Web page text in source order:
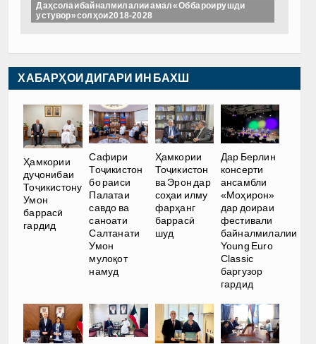
Даҳсолаи байналмилалии амал «Об барои рушди
устувор» солҳои 2018-2028
ХАБАРҲОИ ДИГАРИ ИН БАХШ
Ҳамкории
дуҷонибаи
Тоҷикистону
Умон
баррасӣ
гардид
Сафири
Тоҷикистон
бо раиси
Палатаи
савдо ва
саноати
Салтанати
Умон
мулоқот
намуд
Ҳамкории
Тоҷикистон
ва Эрон дар
соҳаи илму
фарҳанг
баррасӣ
шуд
Дар Берлин
консерти
ансамбли
«Моҳирон»
дар доираи
фестивали
байналмилалии
Young Euro
Classic
баргузор
гардид